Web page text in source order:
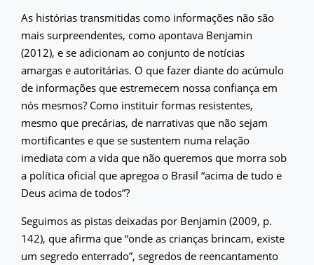
As histórias transmitidas como informações não são
mais surpreendentes, como apontava Benjamin
(2012), e se adicionam ao conjunto de notícias
amargas e autoritárias. O que fazer diante do acúmulo
de informações que estremecem nossa confiança em
nós mesmos? Como instituir formas resistentes,
mesmo que precárias, de narrativas que não sejam
mortificantes e que se sustentem numa relação
imediata com a vida que não queremos que morra sob
a política oficial que apregoa o Brasil “acima de tudo e
Deus acima de todos”?
Seguimos as pistas deixadas por Benjamin (2009, p.
142), que afirma que “onde as crianças brincam, existe
um segredo enterrado”, segredos de reencantamento